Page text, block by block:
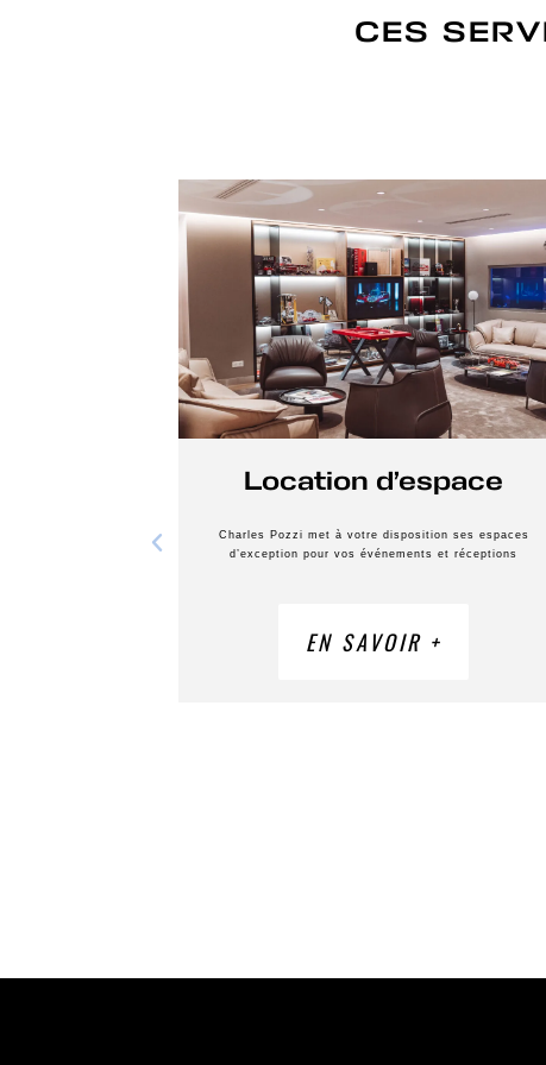
CES
Location d’espace
Charles Pozzi met à votre disposition ses espaces
d’exception pour vos événements et réceptions
EN SAVOIR +